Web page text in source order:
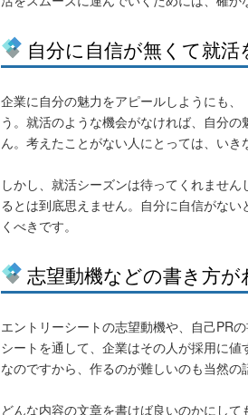
自分に自信が無くて就
企業に自分の魅力をアピールしようにも
う。就活のような機会がなければ、自分
ん。考えたことがない人にとっては、いき
しかし、就活シーズンは待ってくれませ
るとは到底思えません。自分に自信がな
くべきです。
志望動機などの書き方
エントリーシートの志望動機や、自己PR
シートを通して、企業はその人が採用に
なのですから、作るのが難しいのも当然の
どんな内容の文章を書けば良いのかにし